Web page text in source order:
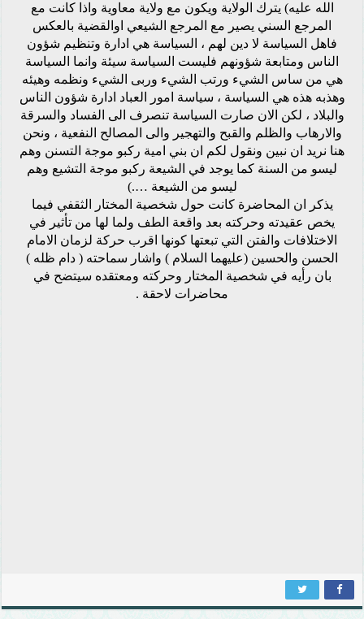
الله عليه) يترك الولاية ويكون مع ولاية معاوية واذا كانت مع
المرجع السني يصير مع المرجع الشيعي اوالقضية بالعكس
فاهل السياسة لا دين لهم ، السياسة هي ادارة وتنظيم شؤون
الناس ومتابعة شؤونهم فليست السياسة سيئة وانما السياسة
هي من ساس الشيء ورتب الشيء وربى الشيء ونظمه وهيئه
وهذبه هذه هي السياسة ، سياسة امور العباد ادارة شؤون الناس
والبلاد ، لكن الان صارت السياسة تنصرف الى الفساد والسرقة
والارهاب والظلم والقبح والتهجير والى المصالح النفعية ، ونحن
هنا نريد ان نبين ونقول لكم ان بني امية ركبو موجة التسنن وهم
ليسو من السنة كما يوجد في الشيعة ركبو موجة التشيع وهم
ليسو من الشيعة ….)
يذكر ان المحاضرة كانت حول شخصية المختار الثقفي فيما
يخص عقيدته وحركته بعد واقعة الطف ولما لها من تأثير في
الاختلافات والفتن التي تبعتها كونها اقرب حركة لزمان الامام
الحسن والحسين (عليهما السلام ) واشار سماحته ( دام ظله )
بان رأيه في شخصية المختار وحركته ومعتقده سيتضح في
محاضرات لاحقة .